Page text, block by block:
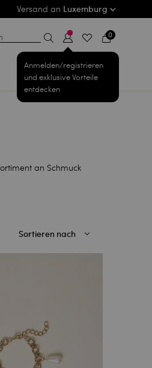
Versand an Luxemburg
Anmelden/registrieren
und exklusive Vorteile
entdecken
0
an Schmuck
Sortieren nach